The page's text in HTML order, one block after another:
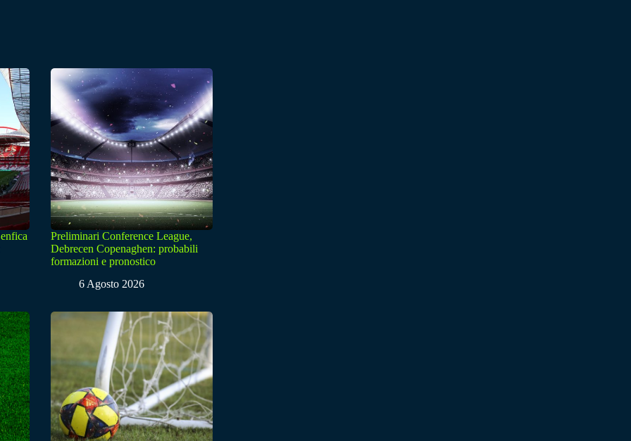
Preliminari Conference League,
Debrecen Copenaghen: probabili
formazioni e pronostico
6 Agosto 2026